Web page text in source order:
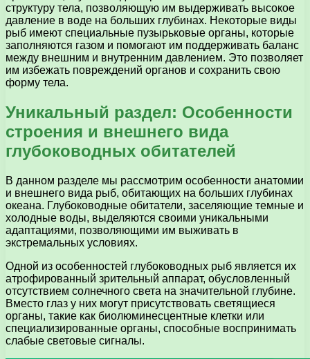
структуру тела, позволяющую им выдерживать высокое
давление в воде на больших глубинах. Некоторые виды
рыб имеют специальные пузырьковые органы, которые
заполняются газом и помогают им поддерживать баланс
между внешним и внутренним давлением. Это позволяет
им избежать повреждений органов и сохранить свою
форму тела.
Уникальный раздел: Особенности
строения и внешнего вида
глубоководных обитателей
В данном разделе мы рассмотрим особенности анатомии
и внешнего вида рыб, обитающих на больших глубинах
океана. Глубоководные обитатели, заселяющие темные и
холодные воды, выделяются своими уникальными
адаптациями, позволяющими им выживать в
экстремальных условиях.
Одной из особенностей глубоководных рыб является их
атрофированный зрительный аппарат, обусловленный
отсутствием солнечного света на значительной глубине.
Вместо глаз у них могут присутствовать светящиеся
органы, такие как биолюминесцентные клетки или
специализированные органы, способные воспринимать
слабые световые сигналы.